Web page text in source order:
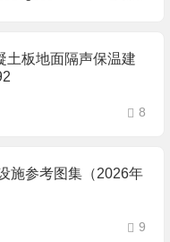
土板地面隔声保温建
8
施参考图集（2026年
9